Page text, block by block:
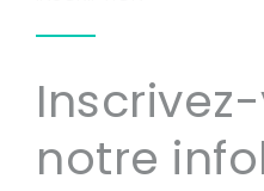
notre